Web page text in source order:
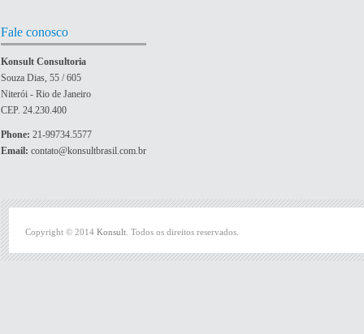
Fale conosco
Konsult Consultoria
Souza Dias, 55 / 605
Niterói - Rio de Janeiro
CEP. 24.230.400
Phone: 21-99734.5577
Email: contato@konsultbrasil.com.br
Copyright © 2014 Konsult . Todos os direitos reservados.